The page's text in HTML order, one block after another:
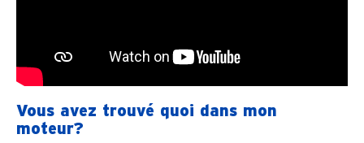
Vous avez trouvé quoi dans mon
moteur?